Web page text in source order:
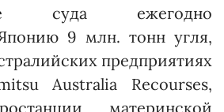
суда ежегодно
9 млн. тонн угля,
предприятиях
Australia Recourses,
материнской